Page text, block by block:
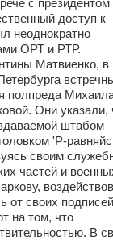
с президентом
доступ к
неоднократно
ОРТ и РТР.
Матвиенко, в
полпреда
Они указали,
штабом
'Р-
своим
частей и
от своих
на том, что
В